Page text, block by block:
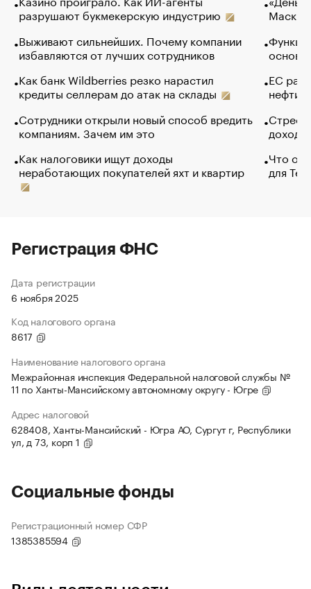
разрушают букмекерскую индустрию
Выживают сильнейших. Почему компании
избавляются от лучших сотрудников
Как банк Wildberries резко нарастил
кредиты селлерам до атак на склады
Сотрудники открыли новый способ вредить
компаниям. Зачем им это
Как налоговики ищут доходы
неработающих покупателей яхт и квартир
Маск в
основ
ЕС
нефти
Что
для
Регистрация ФНС
Дата регистрации
6 ноября 2025
Код налогового органа
8617
Наименование налогового органа
Межрайонная инспекция Федеральной налоговой службы №
11 по Ханты-Мансийскому автономному округу - Югре
Адрес налоговой
628408, Ханты-Мансийский - Югра АО, Сургут г, Республики
ул, д 73, корп 1
Социальные фонды
Регистрационный номер СФР
1385385594